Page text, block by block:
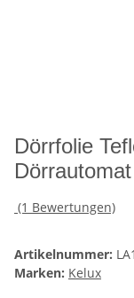
Dörrfolie
(1 Bewertungen)
Artikelnummer:
Marken: Kelux